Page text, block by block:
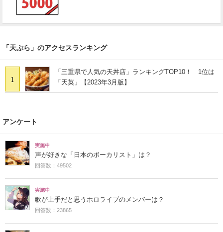
「天ぷら」のアクセスランキング
1
「三重県で人気の天丼店」ランキングTOP10！ 1位は
「天英」【2023年3月版】
アンケート
実施中
声が好きな「日本のボーカリスト」は？
回答数：49502
実施中
歌が上手だと思うホロライブのメンバーは？
回答数：23865